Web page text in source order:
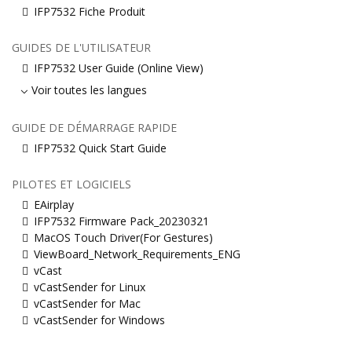
IFP7532 Fiche Produit
GUIDES DE L'UTILISATEUR
IFP7532 User Guide (Online View)
Voir toutes les langues
GUIDE DE DÉMARRAGE RAPIDE
IFP7532 Quick Start Guide
PILOTES ET LOGICIELS
EAirplay
IFP7532 Firmware Pack_20230321
MacOS Touch Driver(For Gestures)
ViewBoard_Network_Requirements_ENG
vCast
vCastSender for Linux
vCastSender for Mac
vCastSender for Windows